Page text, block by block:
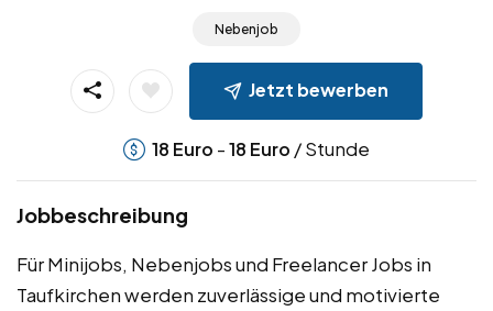
Nebenjob
Jetzt bewerben
18 Euro -18 Euro / Stunde
Jobbeschreibung
Für Minijobs, Nebenjobs und Freelancer Jobs in
Taufkirchen werden zuverlässige und motivierte